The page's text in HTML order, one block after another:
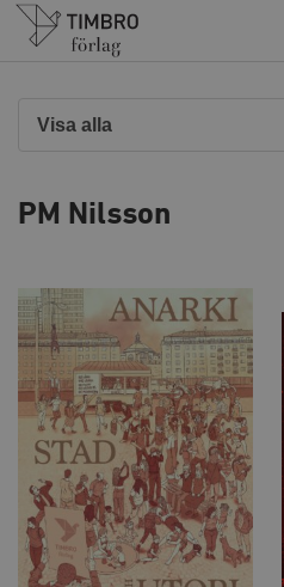
Timbro
PM Nilsson